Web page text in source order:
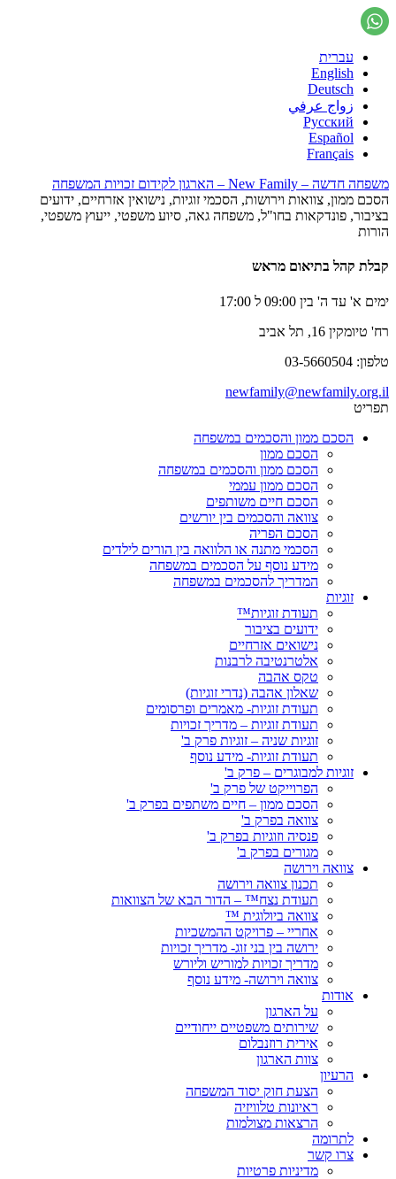
עברית
English
Deutsch
زواج عرفي
Русский
Español
Français
משפחה חדשה – New Family – הארגון לקידום זכויות המשפחה
הסכם ממון, צוואות וירושות, הסכמי זוגיות, נישואין אזרחיים, ידועים
בציבור, פונדקאות בחו"ל, משפחה גאה, סיוע משפטי, ייעוץ משפטי,
הורות
קבלת קהל בתיאום מראש
ימים א' עד ה' בין 09:00 ל 17:00
רח' טיומקין 16, תל אביב
טלפון: 03-5660504
newfamily@newfamily.org.il
תפריט
הסכם ממון והסכמים במשפחה
הסכם ממון
הסכם ממון והסכמים במשפחה
הסכם ממון עממי
הסכם חיים משותפים
צוואה והסכמים בין יורשים
הסכם הפריה
הסכמי מתנה או הלוואה בין הורים לילדים
מידע נוסף על הסכמים במשפחה
המדריך להסכמים במשפחה
זוגיות
תעודת זוגיות™
ידועים בציבור
נישואים אזרחיים
אלטרנטיבה לרבנות
טקס אהבה
שאלון אהבה (נדרי זוגיות)
תעודת זוגיות- מאמרים ופרסומים
תעודת זוגיות – מדריך זכויות
זוגיות שניה – זוגיות פרק ב'
תעודת זוגיות- מידע נוסף
זוגיות למבוגרים – פרק ב'
הפרוייקט של פרק ב'
הסכם ממון – חיים משתפים בפרק ב'
צוואה בפרק ב'
פנסיה וזוגיות בפרק ב'
מגורים בפרק ב'
צוואה וירושה
תכנון צוואה וירושה
תעודת נצח™ – הדור הבא של הצוואות
צוואה ביולוגית ™
אחריי – פרויקט ההמשכיות
ירושה בין בני זוג- מדריך זכויות
מדריך זכויות למוריש וליורש
צוואה וירושה- מידע נוסף
אודות
על הארגון
שירותים משפטיים ייחודיים
אירית רוזנבלום
צוות הארגון
הרעיון
הצעת חוק יסוד המשפחה
ראיונות טלוויזיה
הרצאות מצולמות
לתרומה
צרו קשר
מדיניות פרטיות